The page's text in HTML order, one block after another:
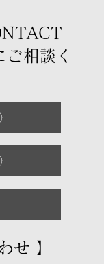
相談く
せ 】